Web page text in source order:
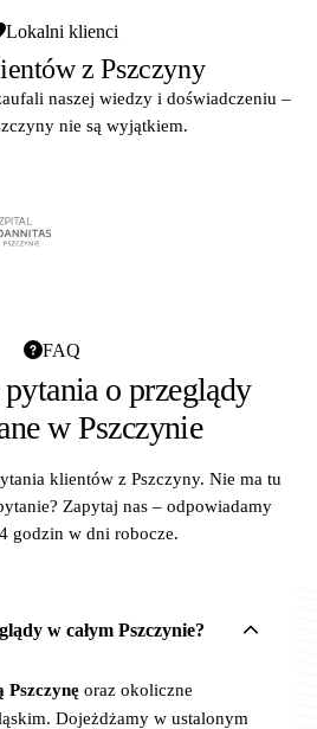
Lokalni klienci
z Pszczyny
naszej wiedzy i doświadczeniu –
nie są wyjątkiem.
FAQ
pytania o przeglądy
w Pszczynie
klientów z Pszczyny. Nie ma tu
Zapytaj nas – odpowiadamy
godzin w dni robocze.
w całym Pszczynie?
Pszczynęoraz okoliczne
Dojeżdżamy w ustalonym